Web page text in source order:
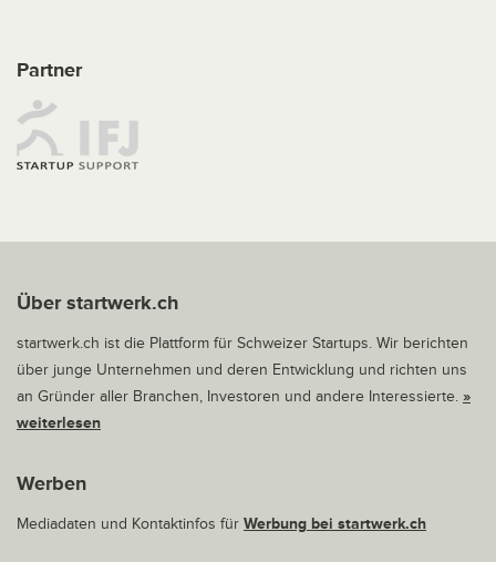
Partner
Über startwerk.ch
startwerk.ch ist die Plattform für Schweizer Startups. Wir berichten
über junge Unternehmen und deren Entwicklung und richten uns
an Gründer aller Branchen, Investoren und andere Interessierte. »
weiterlesen
Werben
Mediadaten und Kontaktinfos für Werbung bei startwerk.ch